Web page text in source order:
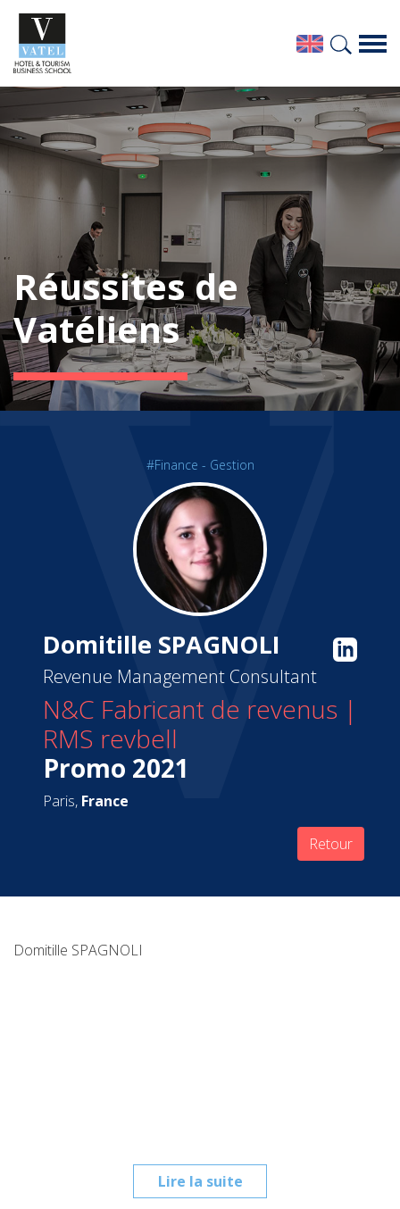
Réussites de
Vatéliens
#Finance - Gestion
Domitille SPAGNOLI
Revenue Management Consultant
N&C Fabricant de revenus |
RMS revbell
Promo 2021
Paris, France
Retour
Lire la suite
Domitille SPAGNOLI